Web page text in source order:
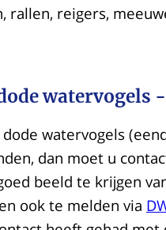
rallen, reigers,
watervogels
watervogels
dan moet u
beeld te krijgen
ook te melden via